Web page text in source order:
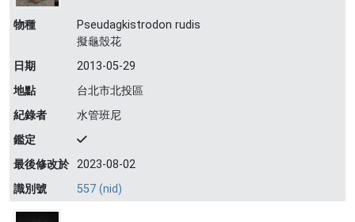
物種
Pseudagkistrodon rudis
擬龜殼花
日期
2013-05-29
地點
台北市北投區
紀錄者
水管班尼
鑑定
最後修改於 2023-08-02
識別號
557 (nid)